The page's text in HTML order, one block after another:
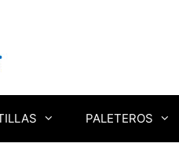
PALETEROS